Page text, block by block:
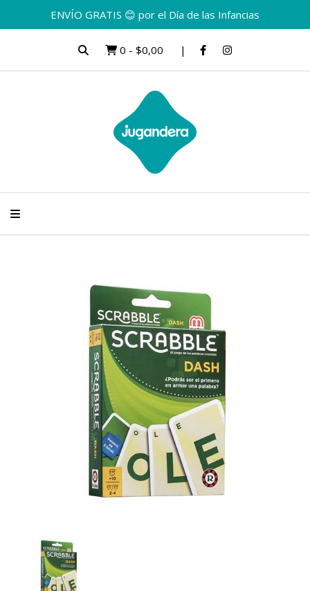
ENVÍO GRATIS 😊 por el Día de las Infancias
0 - $0,00